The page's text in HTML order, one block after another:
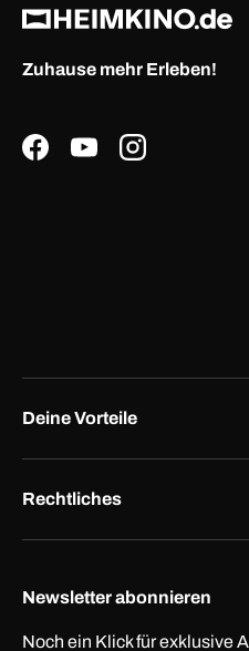
Zuhause mehr Erleben!
FacebookYouTubeInstagram
Deine Vorteile
Rechtliches
Newsletter abonnieren
Noch ein Klick für exklusive